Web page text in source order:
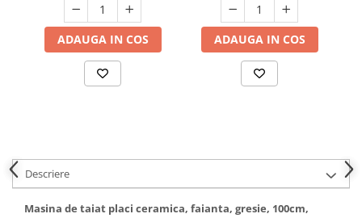
Hote bucatarie
Consumabile
Hote cupolare
Hote telescopice
Hote traditionale
Masini de Spalat Rufe & Uscatoare
ADAUGA IN COS ADAUGA IN COS
Descriere
Masina de taiat placi ceramica, faianta, gresie, 100cm,